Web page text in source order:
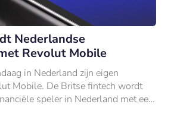
Nederlandse
Revolut Mobile
in Nederland zijn eigen
Mobile. De Britse fintech wordt
speler in Nederland met een